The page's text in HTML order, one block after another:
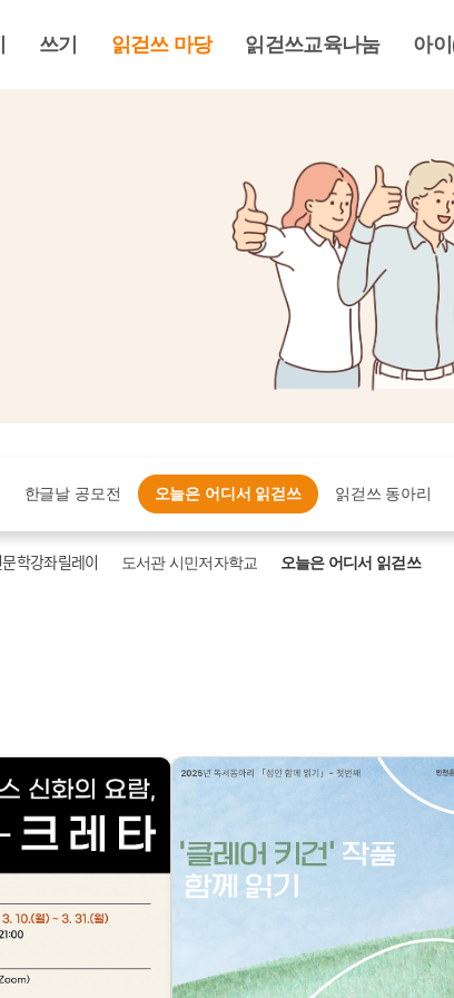
쓰기 읽걷쓰 마당 읽걷쓰교육나눔 아
한글날 공모전 오늘은 어디서 읽걷쓰 읽걷쓰 동아리
도서관 시민저자학교 오늘은 어디서 읽걷쓰